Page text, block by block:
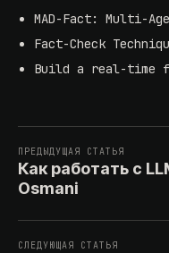
MAD-Fact: Multi-
Fact-Check
Build a real-time
ПРЕДЫДУЩАЯ СТАТЬЯ
Как работать с
Osmani
СЛЕДУЮЩАЯ СТАТЬЯ